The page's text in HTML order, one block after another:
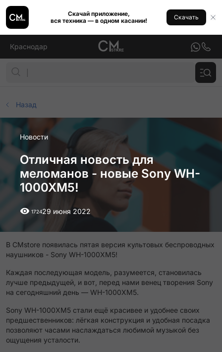
Скачай приложение,
вся техника — в одном касании!
Скачать
Краснодар
Назад
Новости
Отличная новость для
меломанов - новые Sony WH-
1000XM5!
172429 июня 2022
В CMstore появилась пятая версия культовых беспроводных
наушников - Sony WH-1000XM5!
Каждая последующая модель, разумеется, становилась
лучше предыдущей, и вот, перед нами венец творения Sony
на сегодняшний день — WH-1000XM5.
Sony WH-1000XM5 стали ещё красивее и удобнее своих
предшественников: лёгкая конструкция и удобная посадка
позволяют часами наслаждаться любимой музыкой без
ощущения усталости.